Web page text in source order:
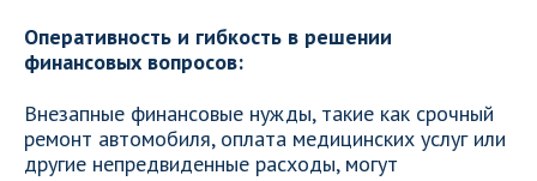
Оперативность и гибкость в решении
финансовых вопросов:
Внезапные финансовые нужды, такие как срочный
ремонт автомобиля, оплата медицинских услуг или
другие непредвиденные расходы, могут